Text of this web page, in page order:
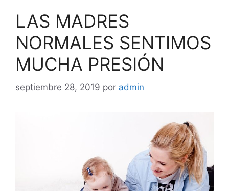
LAS MADRES
NORMALES SENTIMOS
MUCHA PRESIÓN
septiembre 28, 2019 por admin